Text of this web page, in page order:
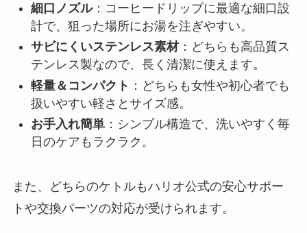
細口ノズル：コーヒードリップに最適な細口設
計で、狙った場所にお湯を注ぎやすい。
サビにくいステンレス素材：どちらも高品質ス
テンレス製なので、長く清潔に使えます。
軽量＆コンパクト ：どちらも女性や初心者でも
扱いやすい軽さとサイズ感。
お手入れ簡単：シンプル構造で、洗いやすく毎
日のケアもラクラク。
また、どちらのケトルもハリオ公式の安心サポー
トや交換パーツの対応が受けられます。